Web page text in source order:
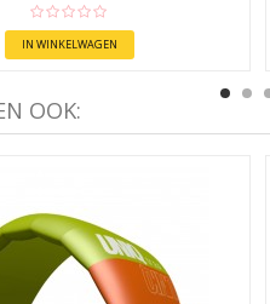
IN WINKELWAGEN
OOK: